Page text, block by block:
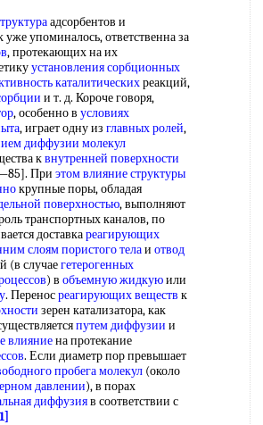
адсорбентов и
уже упоминалось, ответственна за
, протекающих на их
установления сорбционных
каталитическихреакций,
и т. д. Короче говоря,
, особенно в условиях
, играет одну из главных ролей,
диффузии молекул
квнутренней поверхности
При этом влияниеструктуры
крупные поры, обладая
поверхностью, выполняют
транспортных каналов, по
доставкареагирующих
слоямпористого телаи отвод
(в случаегетерогенных
) в объемную жидкуюили
. Переносреагирующих веществ к
зерен катализатора, как
путем диффузии и
влияниена протекание
. Если диаметр пор превышает
пробега молекул (около
давлении), в порах
диффузияв соответствии с